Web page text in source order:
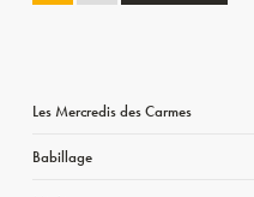
Les Mercredis des Carmes
Babillage